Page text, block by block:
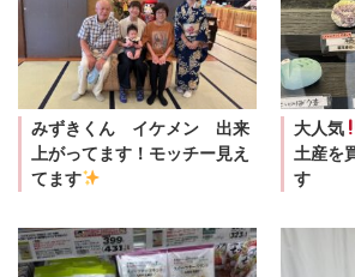
みずきくん イケメン 出来
上がってます！モッチー見え
てます
大人気
土産を
す